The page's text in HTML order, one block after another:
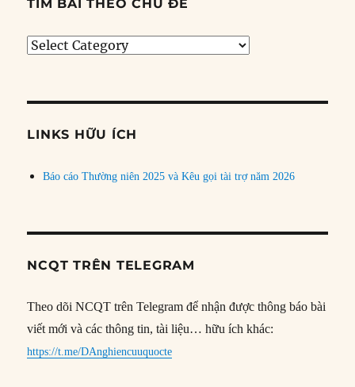
TÌM BÀI THEO CHỦ ĐỀ
Tìm
đề
LINKS HỮU ÍCH
Báo cáo Thường niên 2025 và Kêu gọi tài trợ năm 2026
NCQT TRÊN TELEGRAM
Theo dõi NCQT trên Telegram để nhận được thông báo bài
viết mới và các thông tin, tài liệu… hữu ích khác:
https://t.me/DAnghiencuuquocte